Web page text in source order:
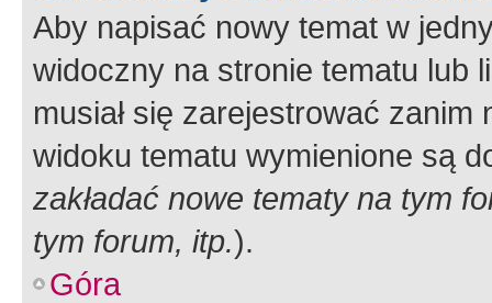
Aby napisać nowy temat w
widoczny na stronie tematu lub
musiał się zarejestrować
widoku tematu wymienione są
zakładać nowe tematy na tym
tym forum, itp.).
Góra